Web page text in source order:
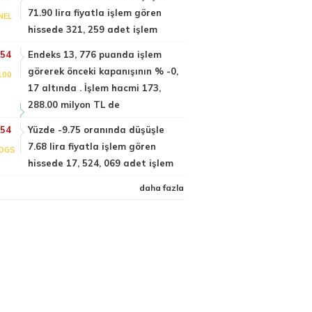
71.90 lira fiyatla işlem gören
hissede 321, 259 adet işlem
Endeks 13, 776 puanda işlem
görerek önceki kapanışının % -0,
17 altında . İşlem hacmi 173,
288.00 milyon TL de
Yüzde -9.75 oranında düşüşle
7.68 lira fiyatla işlem gören
hissede 17, 524, 069 adet işlem
daha fazla